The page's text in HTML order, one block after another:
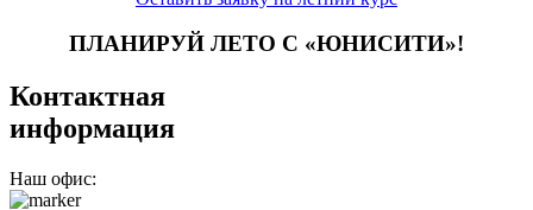
ПЛАНИРУЙ ЛЕТО С «ЮНИСИТИ»!
Контактная
информация
Наш офис: